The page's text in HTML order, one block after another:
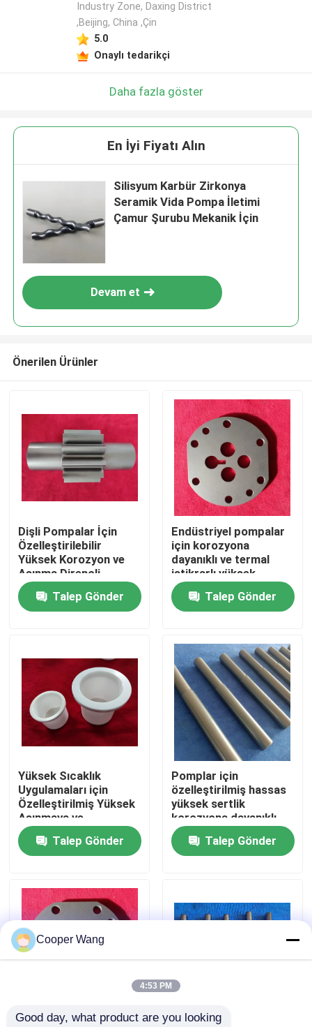
Ürünler
SG Gösterisi
Fabrika turu
Kalite kontrol
Bize Ulaşın
Bir teklif isteği
608 Seramik Rulmanlar
Industry Zone, Daxing District
,Beijing, China ,Çin
5.0
Onaylı tedarikçi
Daha fazla göster
En İyi Fiyatı Alın
Silisyum Karbür Zirkonya
Seramik Vida Pompa İletimi
Çamur Şurubu Mekanik İçin
Devam et
Önerilen Ürünler
Dişli Pompalar İçin
Özelleştirilebilir
Yüksek Korozyon ve
Aşınma Dirençli
Seramik Dişli Şaftı
Talep Gönder
Endüstriyel pompalar
için korozyona
dayanıklı ve termal
istikrarlı yüksek
hassasiyetli CNC
işlenmiş silikon karbid
pompa halkası
Talep Gönder
Yüksek Sıcaklık
Uygulamaları için
Özelleştirilmiş Yüksek
Aşınmaya ve
Korozyona Dirençli
Zirkonya Seramik
Muhafaza Kabuğu
Talep Gönder
Pomplar için
özelleştirilmiş hassas
yüksek sertlik
korozyona dayanıklı
seramik şaft
Talep Gönder
Endüstriyel pompalar Endüstriyel
Cooper Wang
4:53 PM
Good day, what product are you looking